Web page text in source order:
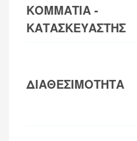
ΚΟΜΜΑΤΙΑ -
ΚΑΤΑΣΚΕΥΑΣΤΗΣ
ΔΙΑΘΕΣΙΜΟΤΗΤΑ